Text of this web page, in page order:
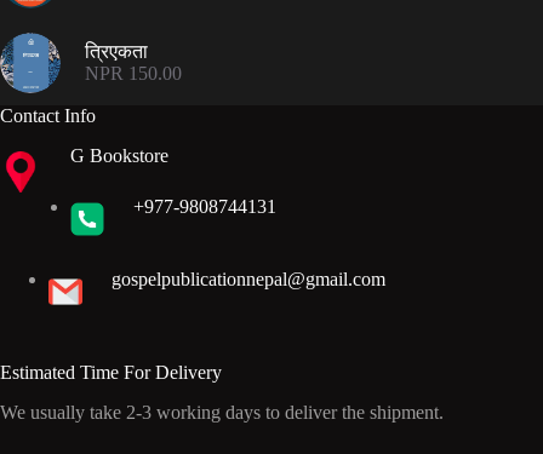
NPR 300.00.
NPR 199.00.
त्रिएकता
NPR 150.00
Contact Info
G Bookstore
+977-9808744131
gospelpublicationnepal@gmail.com
Estimated Time For Delivery
We usually take 2-3 working days to deliver the shipment.